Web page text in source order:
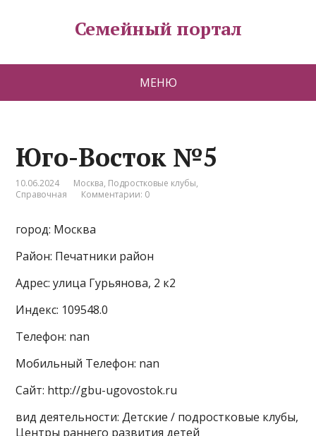
Семейный портал
МЕНЮ
Юго-Восток №5
10.06.2024 Москва, Подростковые клубы,
Справочная
Комментарии: 0
город: Москва
Район: Печатники район
Адрес: улица Гурьянова, 2 к2
Индекс: 109548.0
Телефон: nan
Мобильный Телефон: nan
Сайт: http://gbu-ugovostok.ru
вид деятельности: Детские / подростковые клубы,
Центры раннего развития детей